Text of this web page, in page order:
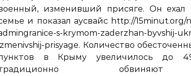
изменивший присяге. Он ехал
и показал аусвайс http://15minut.org/
s-krymom-zaderzhan-byvshij-
prisyage. Количество
в Крыму увеличилось до